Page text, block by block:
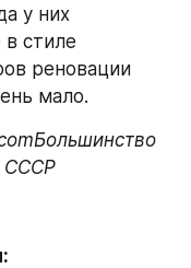
у них
в стиле
реновации
мало.
СССР